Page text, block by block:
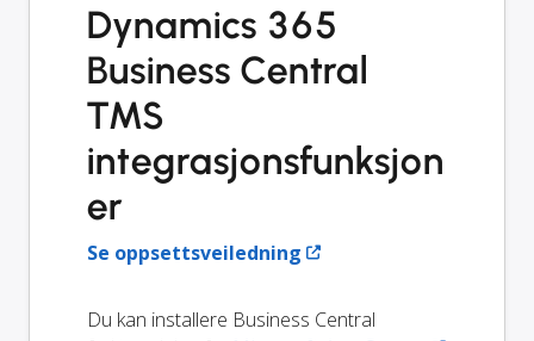
Dynamics 365
Business Central
TMS
integrasjonsfunksjon
er
Se oppsettsveiledning
Du kan installere Business Central